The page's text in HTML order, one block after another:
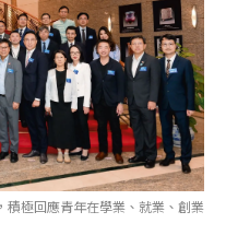
積極回應青年在學業、就業、創業